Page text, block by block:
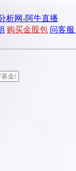
购买金股包 问客服